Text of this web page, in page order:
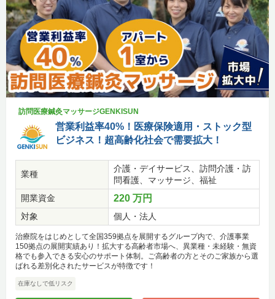
訪問医療鍼灸マッサージGENKISUN
営業利益率40%！医療保険適用・ストック型
ビジネス！超高齢化社会で需要拡大！
業種
介護・デイサービス、訪問介護・訪
問看護、マッサージ、福祉
開業資金
220 万円
対象 個人・法人
治療院をはじめとして全国359拠点を展開するグループ内で、介護事業
150拠点の展開実績あり！拡大する高齢者市場へ、異業種・未経験・無資
格でも参入できる安心のサポート体制。ご高齢者の方とそのご家族から選
ばれる差別化されたサービスが特徴です！
在庫なしで低リスク